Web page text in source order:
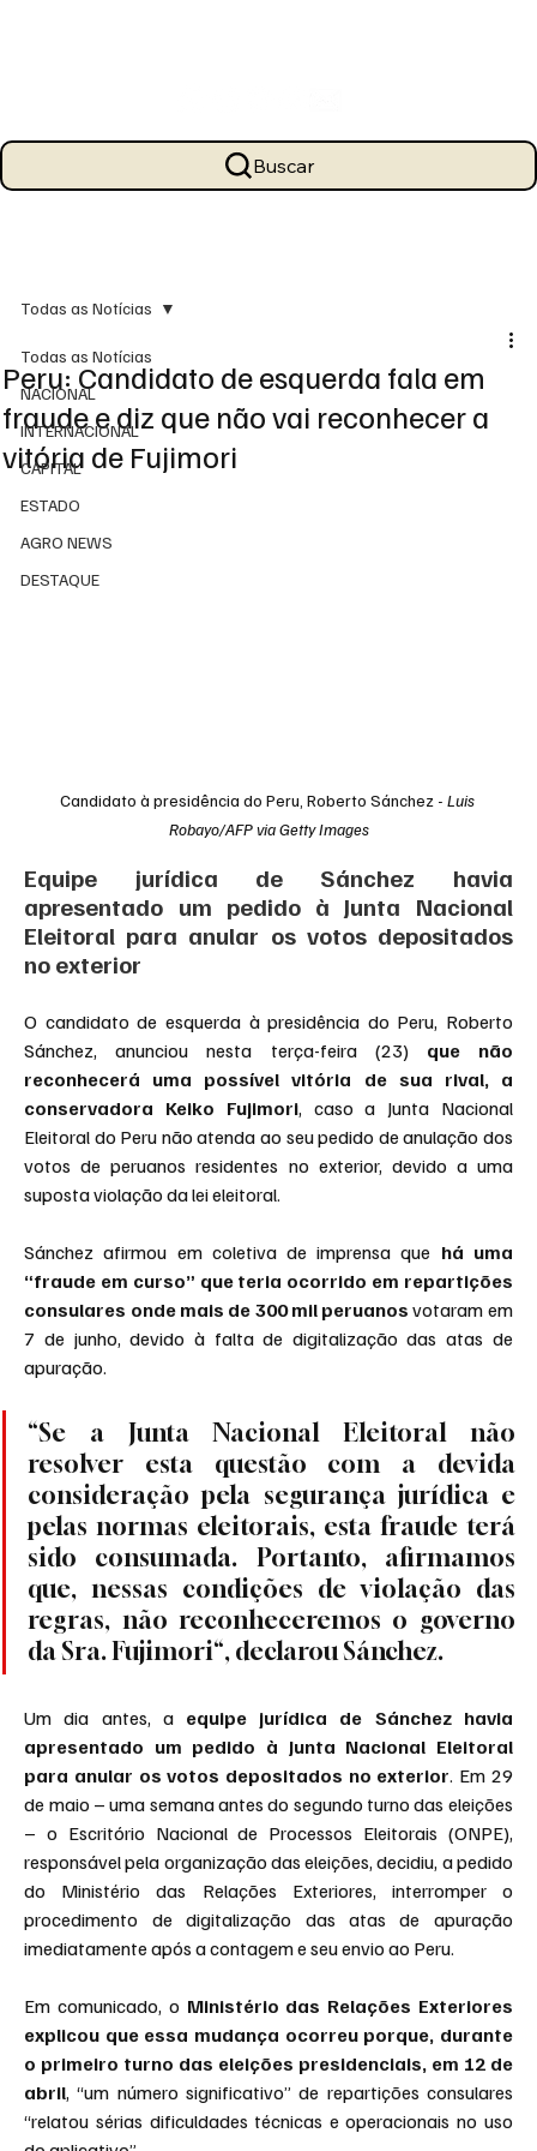
Buscar
Todas as Notícias
NACIONAL
INTERNACIONAL
CAPITAL
ESTADO
AGRO NEWS
DESTAQUE
Todas as Notícias
Peru: Candidato de esquerda fala em
fraude e diz que não vai reconhecer a
vitória de Fujimori
Candidato à presidência do Peru, Roberto Sánchez - Luis
Robayo/AFP via Getty Images
Equipe jurídica de Sánchez havia
apresentado um pedido à Junta Nacional
Eleitoral para anular os votos depositados
no exterior
O candidato de esquerda à presidência do Peru, Roberto
Sánchez, anunciou nesta terça-feira (23) que não
reconhecerá uma possível vitória de sua rival, a
conservadora Keiko Fujimori, caso a Junta Nacional
Eleitoral do Peru não atenda ao seu pedido de anulação dos
votos de peruanos residentes no exterior, devido a uma
suposta violação da lei eleitoral.
Sánchez afirmou em coletiva de imprensa que há uma
“fraude em curso” que teria ocorrido em repartições
consulares onde mais de 300 mil peruanos votaram em
7 de junho, devido à falta de digitalização das atas de
apuração.
“Se a Junta Nacional Eleitoral não
resolver esta questão com a devida
consideração pela segurança jurídica e
pelas normas eleitorais, esta fraude terá
sido consumada. Portanto, afirmamos
que, nessas condições de violação das
regras, não reconheceremos o governo
da Sra. Fujimori“, declarou Sánchez.
Um dia antes, a equipe jurídica de Sánchez havia
apresentado um pedido à Junta Nacional Eleitoral
para anular os votos depositados no exterior. Em 29
de maio – uma semana antes do segundo turno das eleições
– o Escritório Nacional de Processos Eleitorais (ONPE),
responsável pela organização das eleições, decidiu, a pedido
do Ministério das Relações Exteriores, interromper o
procedimento de digitalização das atas de apuração
imediatamente após a contagem e seu envio ao Peru.
Em comunicado, o Ministério das Relações Exteriores
explicou que essa mudança ocorreu porque, durante
o primeiro turno das eleições presidenciais, em 12 de
abril, “um número significativo” de repartições consulares
“relatou sérias dificuldades técnicas e operacionais no uso